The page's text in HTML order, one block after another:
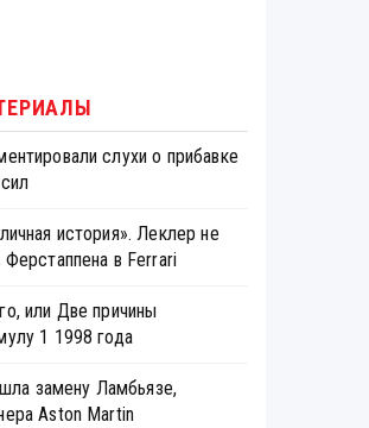
слухи о прибавке
история». Леклер не
Ферстаппена в Ferrari
или Две причины
1 1998 года
замену Ламбьязе,
Aston Martin